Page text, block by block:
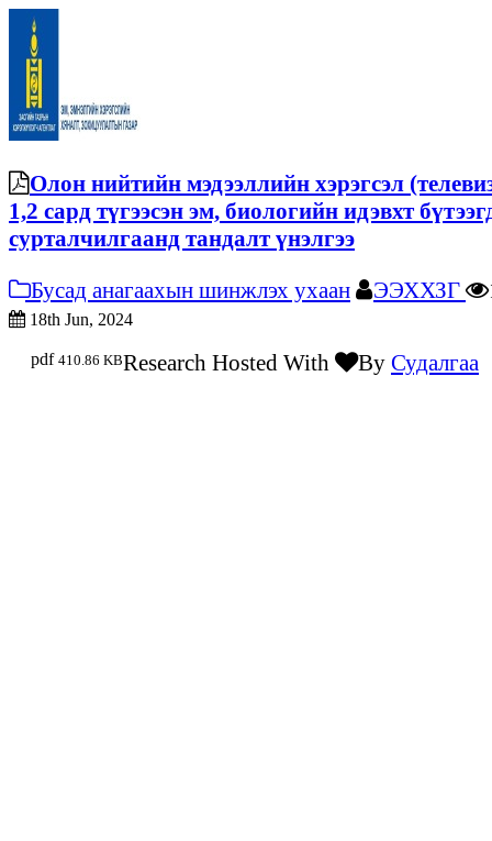
Олон нийтийн мэдээллийн хэрэгсэл
1,2 сард түгээсэн эм, биологийн идэвхт
сурталчилгаанд тандалт үнэлгээ
Бусад анагаахын шинжлэх ухаан
ЭЭХХЗГ
18th Jun, 2024
pdf 410.86 KBResearch Hosted With By Судалгаа